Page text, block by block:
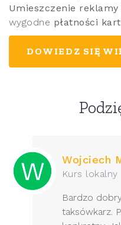
Umieszczenie reklamy
wygodne płatności
DOWIEDZ SIĘ
Wojciech
Kurs lokalny
Bardzo
taksówkarz.